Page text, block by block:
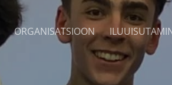
ORGANISATSIOON